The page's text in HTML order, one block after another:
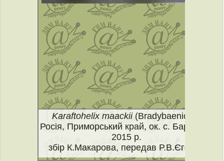
Karaftohelix maackii(Bradybaenidae)
Росія, Приморський край, ок. с. Барабаш,
2015 р.
збір К.Макарова, передав Р.В.Єгоров